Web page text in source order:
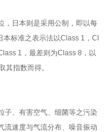
，日本则是采用公制，即以每
本标准之表示法以Class 1 ， Cl
1 ，最差则为Class 8 ，以
其指数而得。
子、有害空气、细菌等之污染
流速度与气流分布、噪音振动